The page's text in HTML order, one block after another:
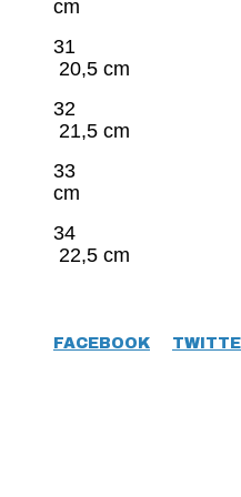
cm
20,5 cm
21,5 cm
cm
22,5 cm
FACEBOOK